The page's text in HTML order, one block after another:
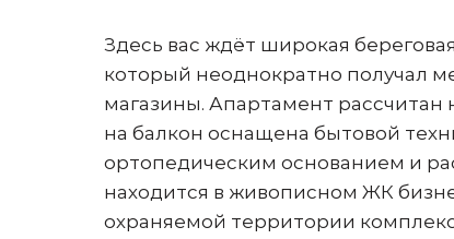
Здесь вас ждёт широкая
который неоднократно получал
магазины. Апартамент рассчитан
на балкон оснащена бытовой
ортопедическим основанием и
находится в живописном ЖК
охраняемой территории